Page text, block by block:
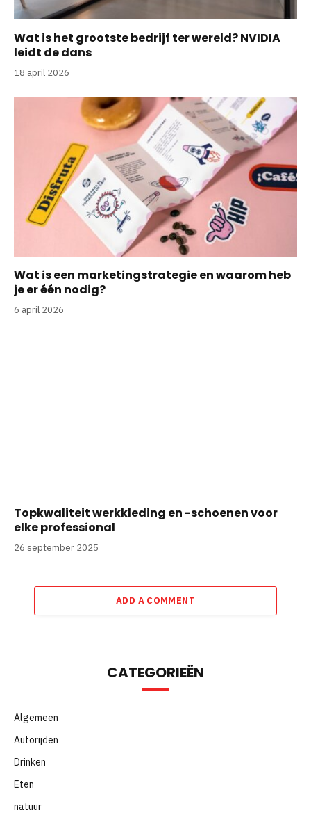
Wat is het grootste bedrijf ter wereld? NVIDIA
leidt de dans
18 april 2026
Wat is een marketingstrategie en waarom heb
je er één nodig?
6 april 2026
Topkwaliteit werkkleding en -schoenen voor
elke professional
26 september 2025
ADD A COMMENT
CATEGORIEËN
Algemeen
Autorijden
Drinken
Eten
natuur